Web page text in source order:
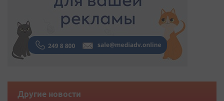
Другие новости